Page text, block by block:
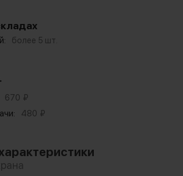
более 5 шт.
670 ₽
480 ₽